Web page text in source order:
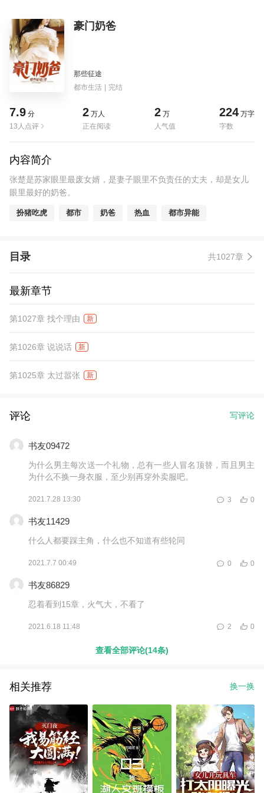
豪门奶爸
那些征途
都市生活 | 完结
7.9 分
13人点评
2 万人
正在阅读
2 万
人气值
224 万字
字数
内容简介
张楚是苏家眼里最废女婿，是妻子眼里不负责任的丈夫，却是女儿
眼里最好的奶爸。
扮猪吃虎 都市 奶爸 热血 都市异能
目录 共1027章
最新章节
第1027章 找个理由 新
第1026章 说说话 新
第1025章 太过嚣张 新
评论 写评论
书友09472
为什么男主每次送一个礼物，总有一些人冒名顶替，而且男主
为什么不换一身衣服，至少别再穿外卖服吧。
2021.7.28 13:30 0
3
书友11429
什么人都要踩主角，什么也不知道有些轮同
2021.7.7 00:49 0
0
书友86829
忍着看到15章，火气大，不看了
2021.6.18 11:48 0
2
查看全部评论(14条)
相关推荐 换一换